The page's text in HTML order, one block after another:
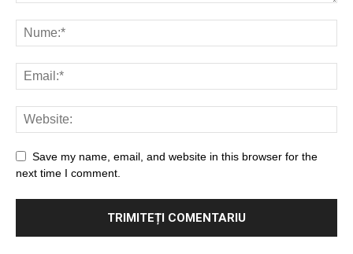
Save my name, email, and website in this browser for the
next time I comment.